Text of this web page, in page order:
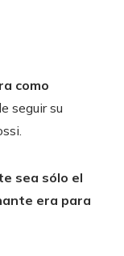
como
seguir su
sea sólo el
era para